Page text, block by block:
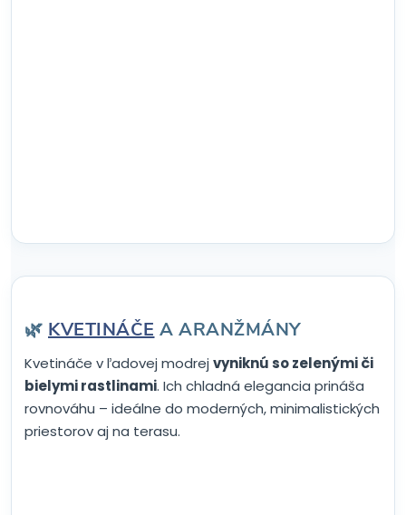
🌿 KVETINÁČE A ARANŽMÁNY
Kvetináče v ľadovej modrej vyniknú so zelenými či
bielymi rastlinami. Ich chladná elegancia prináša
rovnováhu – ideálne do moderných, minimalistických
priestorov aj na terasu.